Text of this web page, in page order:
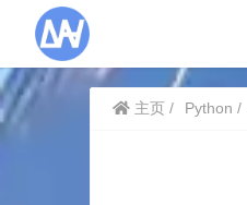
主页 Python